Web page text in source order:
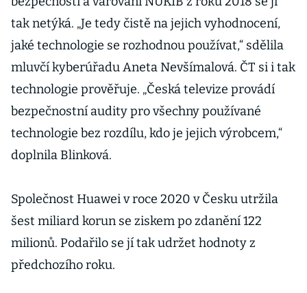
tak netýká. „Je tedy čistě na jejich vyhodnocení,
jaké technologie se rozhodnou používat,“ sdělila
mluvčí kyberúřadu Aneta Nevšímalová. ČT si i tak
technologie prověřuje. „Česká televize provádí
bezpečnostní audity pro všechny používané
technologie bez rozdílu, kdo je jejich výrobcem,“
doplnila Blinková.
Společnost Huawei v roce 2020 v Česku utržila
šest miliard korun se ziskem po zdanění 122
milionů. Podařilo se jí tak udržet hodnoty z
předchozího roku.